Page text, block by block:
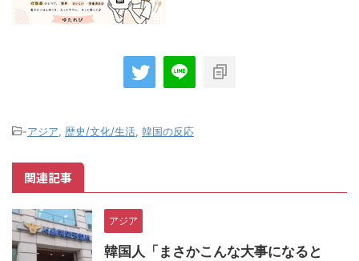
-アジア, 歴史/文化/生活, 韓国の反応
関連記事
アジア
韓国人「まさかこんな大事になると